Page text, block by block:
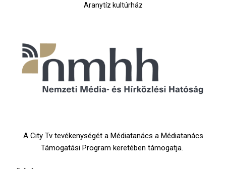
Aranytíz kultúrház
A City Tv tevékenységét a Médiatanács a Médiatanács
Támogatási Program keretében támogatja.